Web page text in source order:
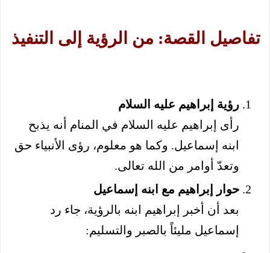
تفاصيل القصة: من الرؤية إلى التنفيذ
رؤية إبراهيم عليه السلام
رأى إبراهيم عليه السلام في المنام أنه يذبح
ابنه إسماعيل. وكما هو معلوم، رؤى الأنبياء حق
وتعدّ أوامر من الله تعالى.
حوار إبراهيم مع ابنه إسماعيل
بعد أن أخبر إبراهيم ابنه بالرؤية، جاء رد
إسماعيل مليئاً بالصبر والتسليم: